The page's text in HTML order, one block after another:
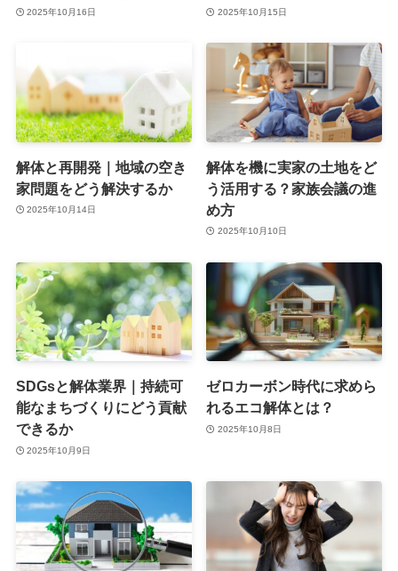
2025年10月16日 2025年10月15日
解体と再開発｜地域の空き
家問題をどう解決するか
2025年10月14日
解体を機に実家の土地をど
う活用する？家族会議の進
め方
2025年10月10日
SDGsと解体業界｜持続可
能なまちづくりにどう貢献
できるか
2025年10月9日
ゼロカーボン時代に求めら
れるエコ解体とは？
2025年10月8日